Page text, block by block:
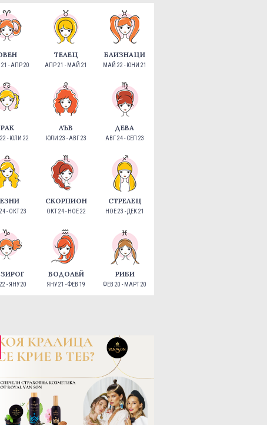
- АПР 20
ТЕЛЕЦ
АПР 21 - МАЙ 21
БЛИЗНАЦИ
МАЙ 22 - ЮНИ 21
РАК
- ЮЛИ 22
ЛЪВ
ЮЛИ 23 - АВГ 23
ДЕВА
АВГ 24 - СЕП 23
- ОКТ 23
СКОРПИОН
ОКТ 24 - НОЕ 22
СТРЕЛЕЦ
НОЕ 23 - ДЕК 21
- ЯНУ 20
ВОДОЛЕЙ
ЯНУ 21 - ФЕВ 19
РИБИ
ФЕВ 20 - МАРТ 20